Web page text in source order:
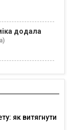
додала
як витягнути